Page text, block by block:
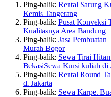
Ping-balik: Rental Sarung
Kemis Tangerang
Ping-balik: Pusat Konveksi
Kualitasnya Area Bandung
Ping-balik: Jasa
Murah Bogor
Ping-balik: Sewa Tirai
BekasiSewa Kursi kuliah di
Ping-balik: Rental Round
di Jakarta
Ping-balik: Sewa Karpet